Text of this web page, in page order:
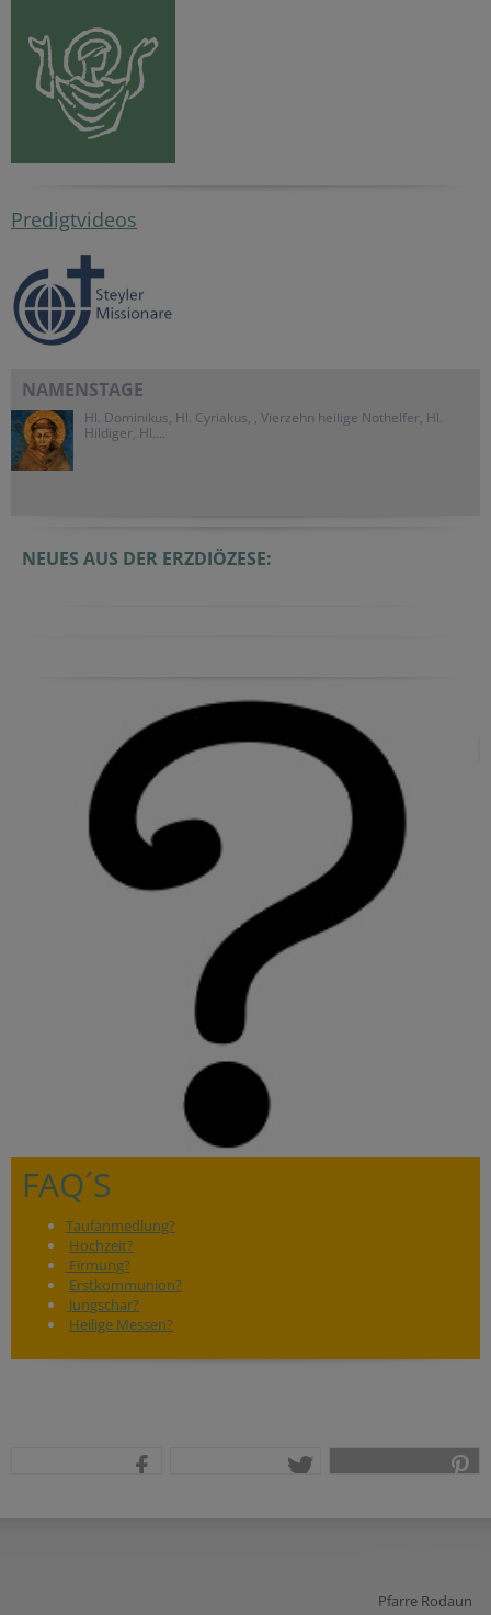
Predigtvideos
NAMENSTAGE
Hl. Dominikus, Hl. Cyriakus, , Vierzehn heilige Nothelfer, Hl.
Hildiger, Hl....
NEUES AUS DER ERZDIÖZESE:
FAQ´S
Taufanmedlung?
Hochzeit?
Firmung?
Erstkommunion?
Jungschar?
Heilige Messen?
Pfarre Rodaun